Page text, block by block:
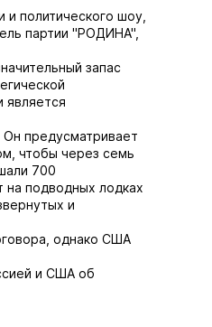
политического шоу,
партии "РОДИНА",
запас
является
предусматривает
чтобы через семь
700
на подводных лодках
и
однако США
и США об